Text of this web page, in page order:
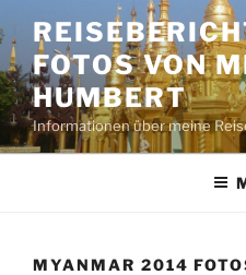
Inhalt
springenFOTOS VON
HUMBERT
Informationen über meine
MYANMAR 2014